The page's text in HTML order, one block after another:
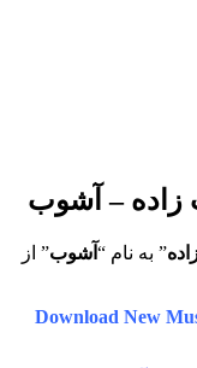
– آشوب
“آشوب” از
Download